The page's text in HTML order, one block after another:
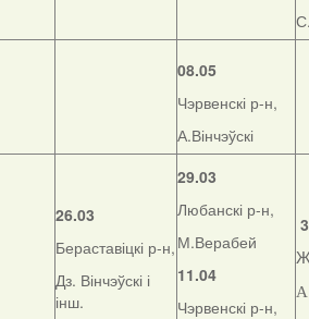
08.05
Чэрвенскі р-н,
А.Вінчэўскі
26.03
Бераставіцкі р-н,
Дз. Вінчэўскі і
інш.
29.03
Любанскі р-н,
М.Верабей
11.04
Чэрвенскі р-н,